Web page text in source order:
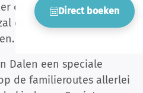
Direct boeken
of de speciale familie
er ook weer door
Dalen een speciale
de familieroutes allerlei